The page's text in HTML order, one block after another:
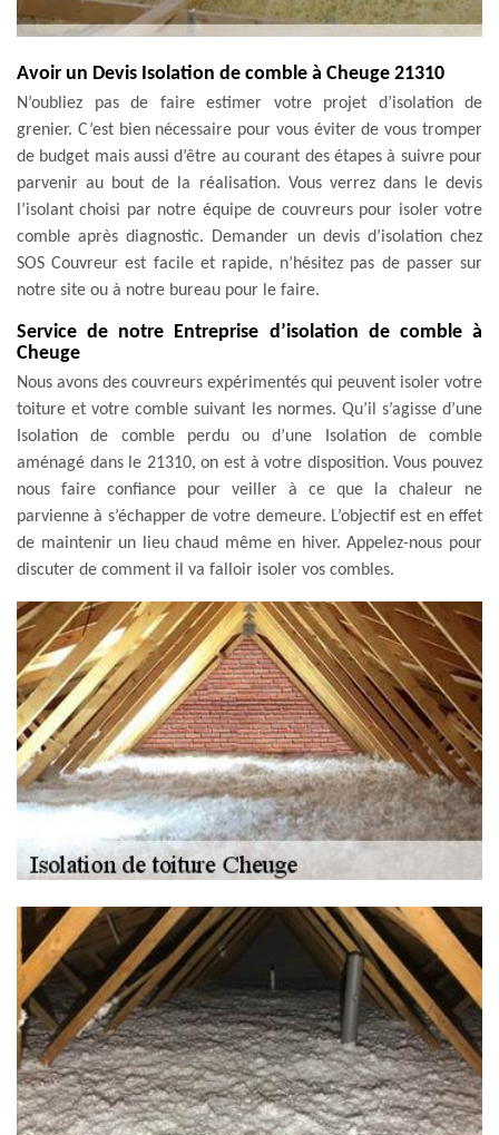
Avoir un Devis Isolation de comble à Cheuge 21310
N’oubliez pas de faire estimer votre projet d’isolation de
grenier. C’est bien nécessaire pour vous éviter de vous tromper
de budget mais aussi d’être au courant des étapes à suivre pour
parvenir au bout de la réalisation. Vous verrez dans le devis
l’isolant choisi par notre équipe de couvreurs pour isoler votre
comble après diagnostic. Demander un devis d’isolation chez
SOS Couvreur est facile et rapide, n’hésitez pas de passer sur
notre site ou à notre bureau pour le faire.
Service de notre Entreprise d’isolation de comble à
Cheuge
Nous avons des couvreurs expérimentés qui peuvent isoler votre
toiture et votre comble suivant les normes. Qu’il s’agisse d’une
Isolation de comble perdu ou d’une Isolation de comble
aménagé dans le 21310, on est à votre disposition. Vous pouvez
nous faire confiance pour veiller à ce que la chaleur ne
parvienne à s’échapper de votre demeure. L’objectif est en effet
de maintenir un lieu chaud même en hiver. Appelez-nous pour
discuter de comment il va falloir isoler vos combles.